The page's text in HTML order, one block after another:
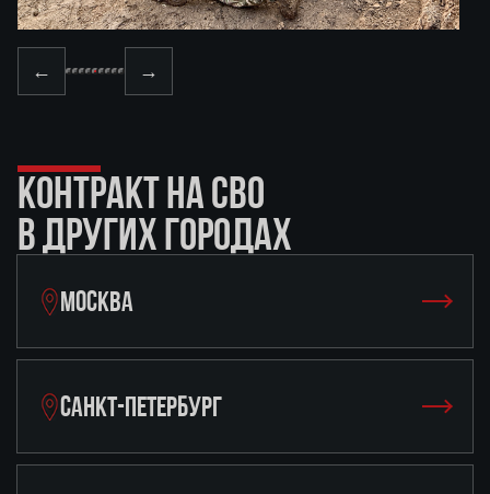
← →
КОНТРАКТ НА СВО
В ДРУГИХ ГОРОДАХ
МОСКВА
САНКТ-ПЕТЕРБУРГ